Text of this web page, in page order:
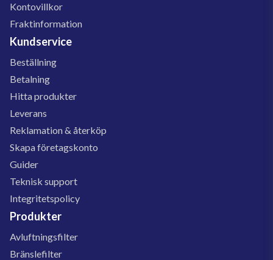
Kontovillkor
Fraktinformation
Kundservice
Beställning
Betalning
Hitta produkter
Leverans
Reklamation & återköp
Skapa företagskonto
Guider
Teknisk support
Integritetspolicy
Produkter
Avluftningsfilter
Bränslefilter